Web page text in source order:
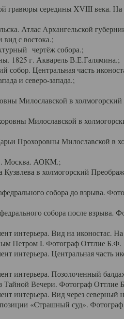
гравюры середины XVIII века. На
Атлас Архангельской
с востока.;
чертёж собора.;
1825 г. Акварель В.Е.Галямина.;
Центральная часть
и северо-запада.;
Милославской в
Милославской в
Прохоровны Милославской в
Москва. АОКМ.;
в холмогорский
собора до взрыва.
собора после взрыва.
интерьера. Вид на иконостас.
Петром I. Фотограф Оттлие Б.Ф.
Центральная часть
интерьера. Позолоченный
Тайной Вечери. Фотограф Оттлие
интерьера. Вид через северный
«Страшный суд».